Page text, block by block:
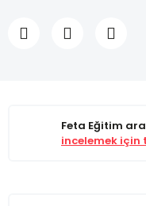
Feta Eğitim
incelemek için